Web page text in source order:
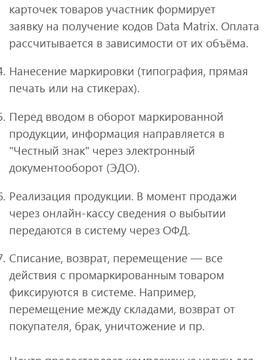
карточек товаров участник формирует
заявку на получение кодов Data Matrix. Оплата
рассчитывается в зависимости от их объёма.
Нанесение маркировки (типография, прямая
печать или на стикерах).
Перед вводом в оборот маркированной
продукции, информация направляется в
"Честный знак" через электронный
документооборот (ЭДО).
Реализация продукции. В момент продажи
через онлайн-кассу сведения о выбытии
передаются в систему через ОФД.
Списание, возврат, перемещение — все
действия с промаркированным товаром
фиксируются в системе. Например,
перемещение между складами, возврат от
покупателя, брак, уничтожение и пр.